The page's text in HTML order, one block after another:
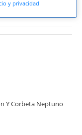
y privacidad
Y Corbeta Neptuno